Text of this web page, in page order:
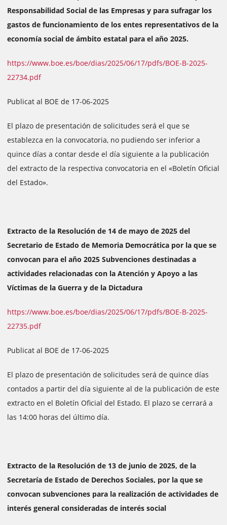
Responsabilidad Social de las Empresas y para sufragar los
gastos de funcionamiento de los entes representativos de la
economía social de ámbito estatal para el año 2025.
https://www.boe.es/boe/dias/2025/06/17/pdfs/BOE-B-2025-
22734.pdf
Publicat al BOE de 17-06-2025
El plazo de presentación de solicitudes será el que se
establezca en la convocatoria, no pudiendo ser inferior a
quince días a contar desde el día siguiente a la publicación
del extracto de la respectiva convocatoria en el «Boletín Oficial
del Estado».
Extracto de la Resolución de 14 de mayo de 2025 del
Secretario de Estado de Memoria Democrática por la que se
convocan para el año 2025 Subvenciones destinadas a
actividades relacionadas con la Atención y Apoyo a las
Víctimas de la Guerra y de la Dictadura
https://www.boe.es/boe/dias/2025/06/17/pdfs/BOE-B-2025-
22735.pdf
Publicat al BOE de 17-06-2025
El plazo de presentación de solicitudes será de quince días
contados a partir del día siguiente al de la publicación de este
extracto en el Boletín Oficial del Estado. El plazo se cerrará a
las 14:00 horas del último día.
Extracto de la Resolución de 13 de junio de 2025, de la
Secretaría de Estado de Derechos Sociales, por la que se
convocan subvenciones para la realización de actividades de
interés general consideradas de interés social